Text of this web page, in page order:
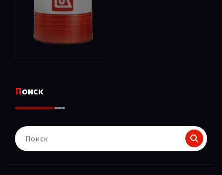
Поиск
Поиск
для: